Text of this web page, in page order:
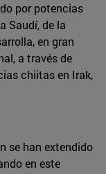
por potencias
Saudí, de la
en gran
a través de
chiitas en Irak,
se han extendido
en este